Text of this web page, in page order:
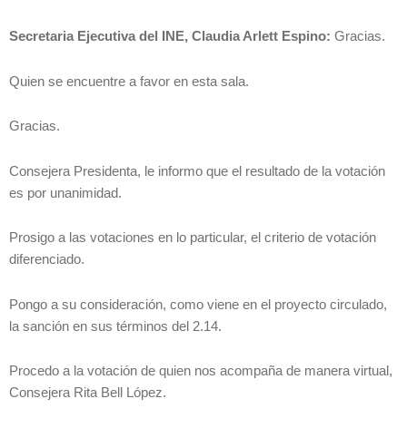
Secretaria Ejecutiva del INE, Claudia Arlett Espino: Gracias.
Quien se encuentre a favor en esta sala.
Gracias.
Consejera Presidenta, le informo que el resultado de la votación
es por unanimidad.
Prosigo a las votaciones en lo particular, el criterio de votación
diferenciado.
Pongo a su consideración, como viene en el proyecto circulado,
la sanción en sus términos del 2.14.
Procedo a la votación de quien nos acompaña de manera virtual,
Consejera Rita Bell López.